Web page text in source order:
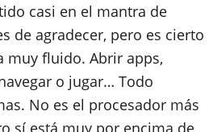
casi en el mantra de
de agradecer, pero es cierto
muy fluido. Abrir apps,
o jugar… Todo
No es el procesador más
sí está muy por encima de